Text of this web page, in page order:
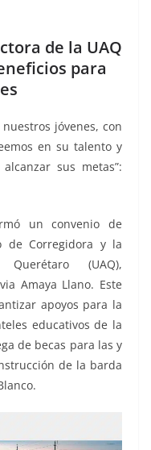
gr
a
m
e
de la UAQ
para
jóvenes, con
en su talento y
sus metas”:
un convenio de
de Corregidora y la
(UAQ),
Amaya Llano. Este
apoyos para la
educativos de la
de becas para las y
de la barda